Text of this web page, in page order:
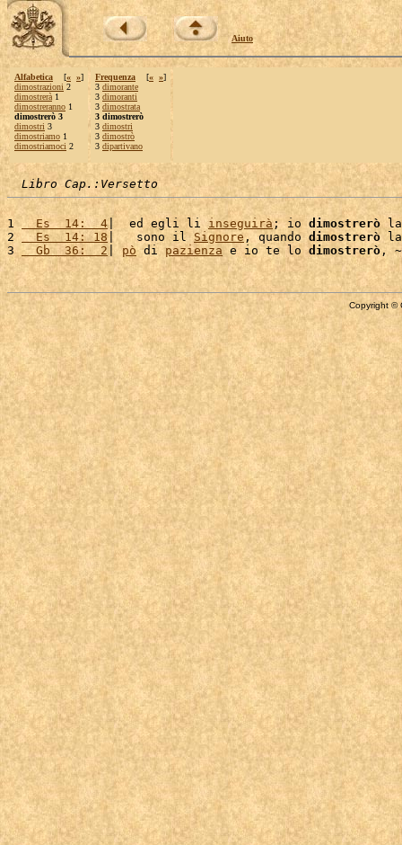
Aiuto
Alfabetica [« »]
dimostrazioni 2
dimostrerà 1
dimostreranno 1
dimostrerò 3
dimostri 3
dimostriamo 1
dimostriamoci 2
Frequenza [« »]
3 dimorante
3 dimoranti
3 dimostrata
3 dimostrerò
3 dimostri
3 dimostrò
3 dipartivano
Libro Cap.:Versetto
1
  Es  14:  4
|  ed egli li inseguirà ; io dimostrerò
2
  Es  14: 18
|   sono il Signore , quando dimostrerò la
3
  Gb  36:  2
| pò di pazienza e io te lo dimostrerò ,
Copyright ©